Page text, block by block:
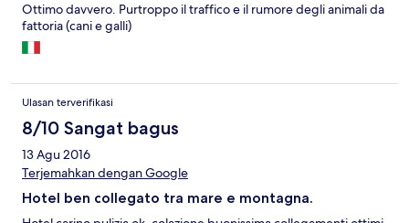
Ottimo davvero. Purtroppo il traffico e il rumore degli animali da
fattoria (cani e galli)
Ulasan terverifikasi
8/10 Sangat bagus
13 Agu 2016
Terjemahkan dengan Google
Hotel ben collegato tra mare e montagna.